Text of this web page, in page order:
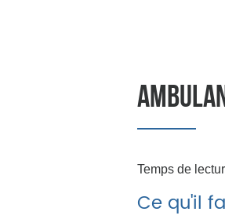
Temps de
Ce qu'il